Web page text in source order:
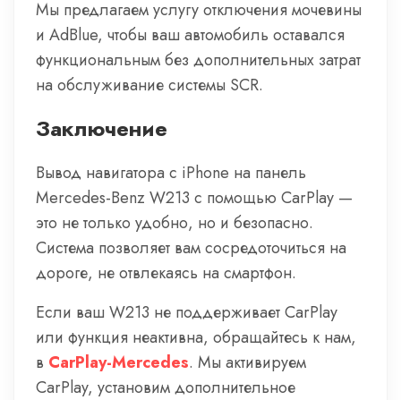
Мы предлагаем услугу отключения мочевины
и AdBlue, чтобы ваш автомобиль оставался
функциональным без дополнительных затрат
на обслуживание системы SCR.
Заключение
Вывод навигатора с iPhone на панель
Mercedes-Benz W213 с помощью CarPlay —
это не только удобно, но и безопасно.
Система позволяет вам сосредоточиться на
дороге, не отвлекаясь на смартфон.
Если ваш W213 не поддерживает CarPlay
или функция неактивна, обращайтесь к нам,
в CarPlay-Mercedes. Мы активируем
CarPlay, установим дополнительное